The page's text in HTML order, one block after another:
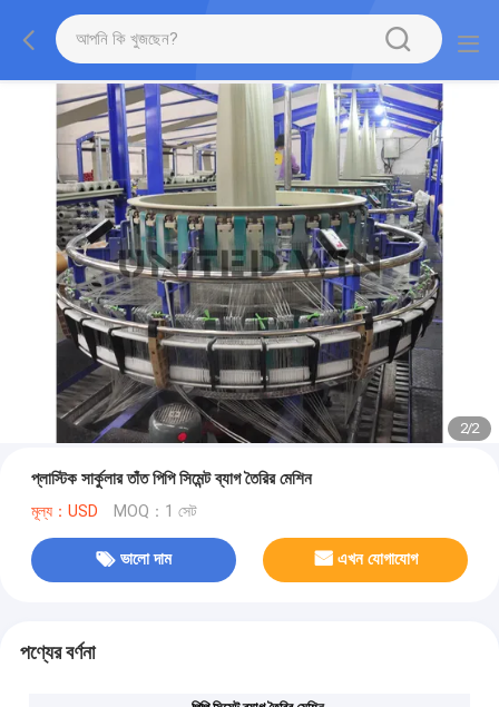
2/2
প্লাস্টিক সার্কুলার তাঁত পিপি সিমেন্ট ব্যাগ তৈরির মেশিন
মূল্য：USD MOQ：1 সেট
ভালো দাম এখন যোগাযোগ
পণ্যের বর্ণনা